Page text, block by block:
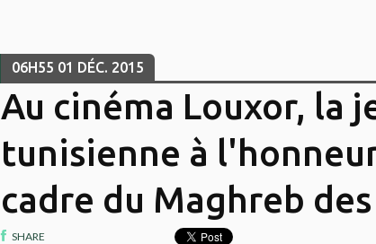
06H55 01 DÉC. 2015
Au cinéma Louxor, la
tunisienne à
cadre du Maghreb
SHARE